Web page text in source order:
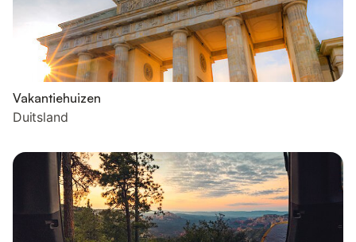
Vakantiehuizen
Duitsland